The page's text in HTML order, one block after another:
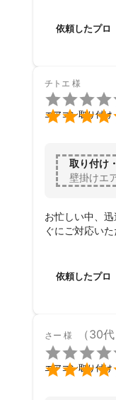
ありがとうご
依頼したプロ
チトエ 様
エアコン取り付け
取り付け
壁掛けエ
お忙しい中、
ぐにご対応い
依頼したプロ
さー 様 （30
エアコン取り付け